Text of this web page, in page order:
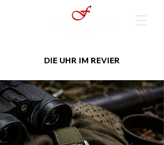
DIE UHR IM REVIER